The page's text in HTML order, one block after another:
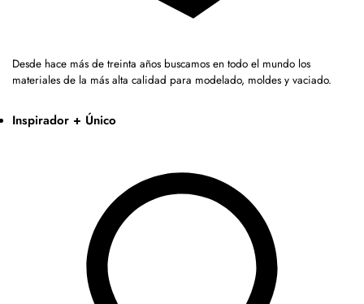
Desde hace más de treinta años buscamos en todo el mundo los
materiales de la más alta calidad para modelado, moldes y vaciado.
Inspirador + Único